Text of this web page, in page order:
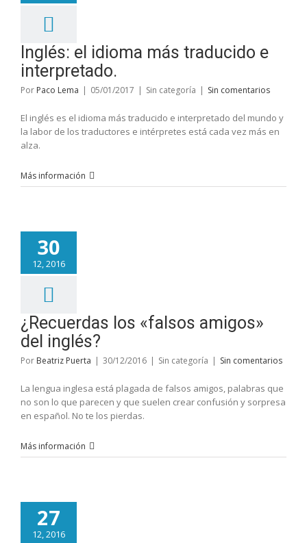
Inglés: el idioma más traducido e
interpretado.
Por Paco Lema | 05/01/2017 | Sin categoría | Sin comentarios
El inglés es el idioma más traducido e interpretado del mundo y
la labor de los traductores e intérpretes está cada vez más en
alza.
Más información
30
12, 2016
¿Recuerdas los «falsos amigos»
del inglés?
Por Beatriz Puerta | 30/12/2016 | Sin categoría | Sin comentarios
La lengua inglesa está plagada de falsos amigos, palabras que
no son lo que parecen y que suelen crear confusión y sorpresa
en español. No te los pierdas.
Más información
27
12, 2016